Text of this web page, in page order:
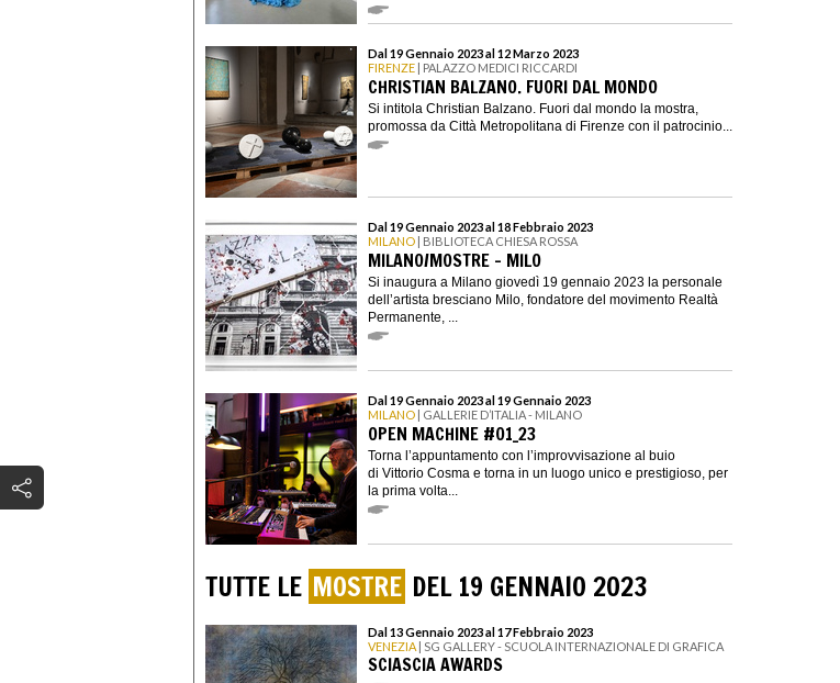
Dal 19 Gennaio 2023 al 12 Marzo 2023
FIRENZE | PALAZZO MEDICI RICCARDI
CHRISTIAN BALZANO. FUORI DAL MONDO
Si intitola Christian Balzano. Fuori dal mondo la mostra,
promossa da Città Metropolitana di Firenze con il patrocinio...
Dal 19 Gennaio 2023 al 18 Febbraio 2023
MILANO | BIBLIOTECA CHIESA ROSSA
MILANO/MOSTRE - MILO
Si inaugura a Milano giovedì 19 gennaio 2023 la personale
dell’artista bresciano Milo, fondatore del movimento Realtà
Permanente, ...
Dal 19 Gennaio 2023 al 19 Gennaio 2023
MILANO | GALLERIE D’ITALIA - MILANO
OPEN MACHINE #01_23
Torna l’appuntamento con l’improvvisazione al buio
di Vittorio Cosma e torna in un luogo unico e prestigioso, per
la prima volta...
TUTTE LE MOSTRE DEL 19 GENNAIO 2023
Dal 13 Gennaio 2023 al 17 Febbraio 2023
VENEZIA | SG GALLERY - SCUOLA INTERNAZIONALE DI GRAFICA
SCIASCIA AWARDS